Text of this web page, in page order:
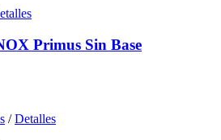
Primus Sin Base
/ Detalles